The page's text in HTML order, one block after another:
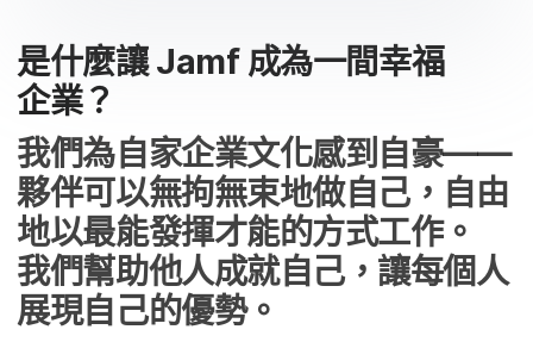
是​什麼​讓Jamf 成為​一間​幸福​
企業？
我們​為​自家​企業​文化​感到​自豪——​
夥伴​可以​無拘​無束地​做​自己，​自由​
地以​最​能​發揮​才​能​的​方式​工作。​
我們​幫助​他​人成​就​自己，​讓​每​個​人​
展現​自己​的​優勢。